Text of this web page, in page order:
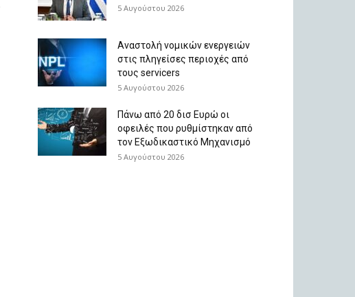
5 Αυγούστου 2026
Αναστολή νομικών ενεργειών
στις πληγείσες περιοχές από
τους servicers
5 Αυγούστου 2026
Πάνω από 20 δισ Ευρώ οι
οφειλές που ρυθμίστηκαν από
τον Εξωδικαστικό Μηχανισμό
5 Αυγούστου 2026